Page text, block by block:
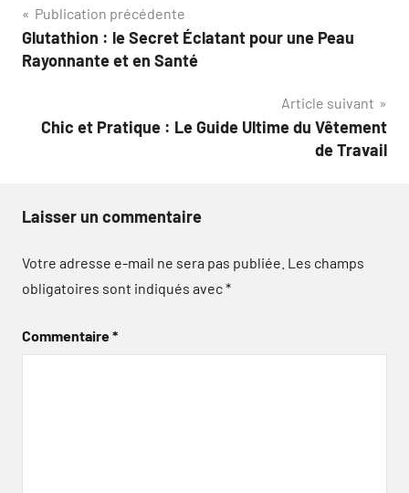
Navigation
de
Publication précédente
Glutathion : le Secret Éclatant pour une Peau
Rayonnante et en Santé
Article suivant
Chic et Pratique : Le Guide Ultime du Vêtement
de Travail
Laisser un commentaire
Votre adresse e-mail ne sera pas publiée. Les champs
obligatoires sont indiqués avec*
Commentaire*